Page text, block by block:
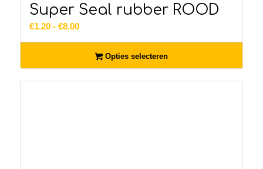
Super Seal rubber ROOD
€1.20 - €8.00Prijsklasse:
€8.00
Opties selecteren